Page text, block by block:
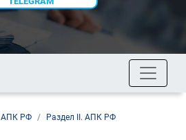
АПК РФ
Раздел II. АПК РФ